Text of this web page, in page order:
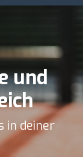
und
in deiner